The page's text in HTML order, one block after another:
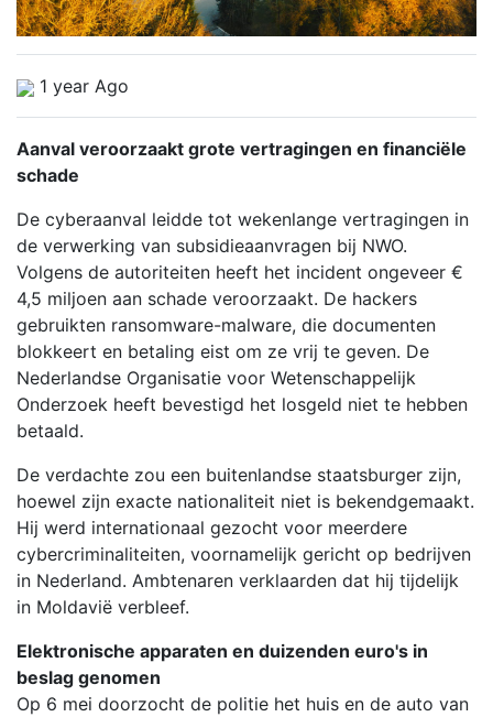
1 year Ago
Aanval veroorzaakt grote vertragingen en financiële
schade
De cyberaanval leidde tot wekenlange vertragingen in
de verwerking van subsidieaanvragen bij NWO.
Volgens de autoriteiten heeft het incident ongeveer €
4,5 miljoen aan schade veroorzaakt. De hackers
gebruikten ransomware-malware, die documenten
blokkeert en betaling eist om ze vrij te geven. De
Nederlandse Organisatie voor Wetenschappelijk
Onderzoek heeft bevestigd het losgeld niet te hebben
betaald.
De verdachte zou een buitenlandse staatsburger zijn,
hoewel zijn exacte nationaliteit niet is bekendgemaakt.
Hij werd internationaal gezocht voor meerdere
cybercriminaliteiten, voornamelijk gericht op bedrijven
in Nederland. Ambtenaren verklaarden dat hij tijdelijk
in Moldavië verbleef.
Elektronische apparaten en duizenden euro's in
beslag genomen
Op 6 mei doorzocht de politie het huis en de auto van